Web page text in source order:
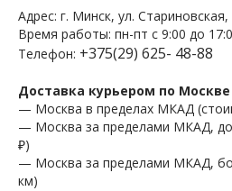
Адрес: г. Минск, ул.
Время работы: пн-пт с 9:00 до
Телефон: +375(29) 625- 48-88
Доставка курьером по Москве
— Москва в пределах МКАД
— Москва за пределами МКАД, до
₽)
— Москва за пределами МКАД,
км)